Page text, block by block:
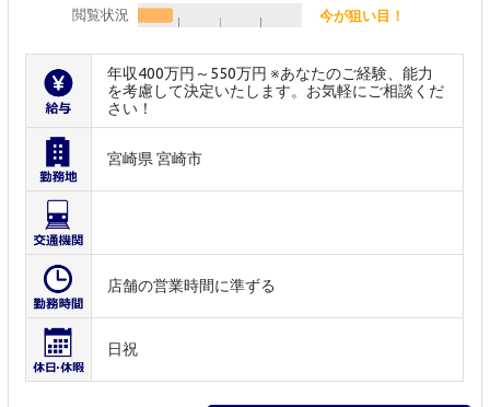
閲覧状況 今が狙い目！
年収400万円～550万円 ※あなたのご経験、能力
を考慮して決定いたします。お気軽にご相談くだ
さい！
宮崎県 宮崎市
店舗の営業時間に準ずる
日祝